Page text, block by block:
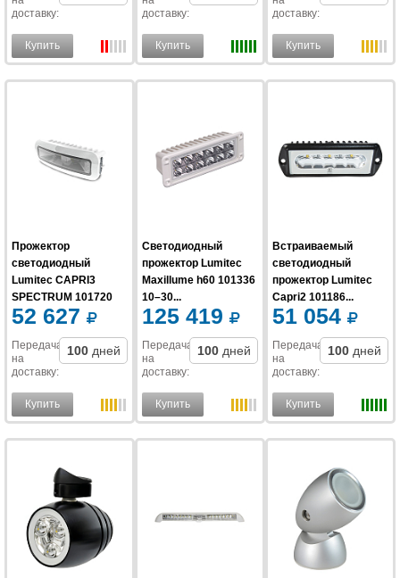
доставку:
Купить
доставку:
Купить
доставку:
Купить
Прожектор
светодиодный
Lumitec CAPRI3
SPECTRUM 101720
10-...
52 627
Передача
на
доставку:
100 дней
Купить
Светодиодный
прожектор Lumitec
Maxillume h60 101336
10–30...
125 419
Передача
на
доставку:
100 дней
Купить
Встраиваемый
светодиодный
прожектор Lumitec
Capri2 101186...
51 054
Передача
на
доставку:
100 дней
Купить